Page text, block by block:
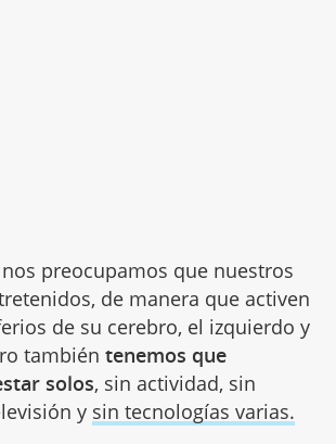
preocupamos que nuestros
de manera que activen
de su cerebro, el izquierdo y
también tenemos que
solos, sin actividad, sin
y sin tecnologías varias.